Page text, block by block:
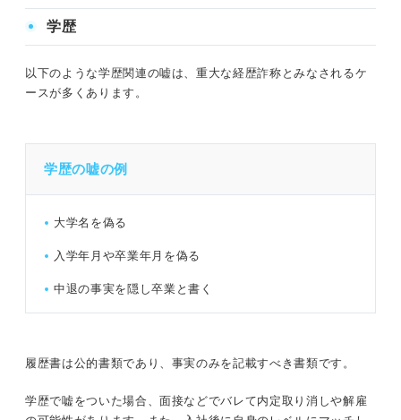
学歴
以下のような学歴関連の嘘は、重大な経歴詐称とみなされるケ
ースが多くあります。
学歴の嘘の例
大学名を偽る
入学年月や卒業年月を偽る
中退の事実を隠し卒業と書く
履歴書は公的書類であり、事実のみを記載すべき書類です。
学歴で嘘をついた場合、面接などでバレて内定取り消しや解雇